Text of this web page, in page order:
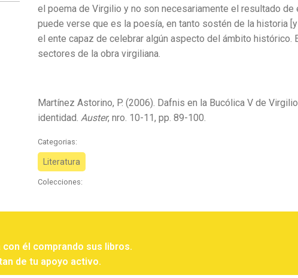
el poema de Virgilio y no son necesariamente el resultado
puede verse que es la poesía, en tanto sostén de la historia
el ente capaz de celebrar algún aspecto del ámbito histórico.
sectores de la obra virgiliana.
Martínez Astorino, P. (2006). Dafnis en la Bucólica V de
identidad. Auster, nro. 10-11, pp. 89-100.
Categorias:
Literatura
Colecciones:
él comprando sus libros.
de tu apoyo activo.